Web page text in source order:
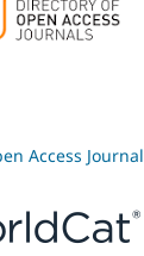
Access